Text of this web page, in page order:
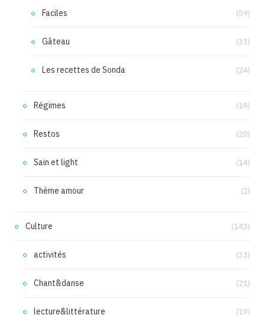
Faciles (59)
Gâteau (33)
Les recettes de Sonda (24)
Régimes (19)
Restos (20)
Sain et light (14)
Thème amour (2)
Culture (143)
activités (33)
Chant&danse (21)
lecture&littérature (19)